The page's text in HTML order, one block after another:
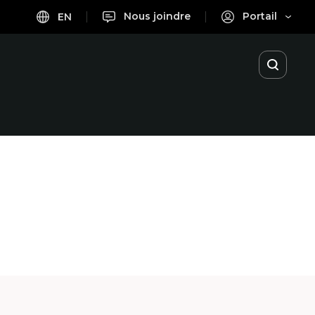
EN Nous joindre Portail
Ouvrir
la